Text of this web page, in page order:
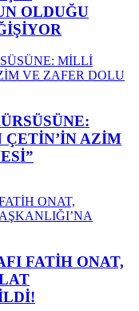
OLDUĞU
ÇETİN’İN AZİM
FATİH ONAT,